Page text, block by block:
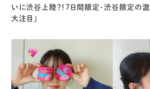
いに渋谷上陸？！7日間限定・渋谷限定の
大注目」